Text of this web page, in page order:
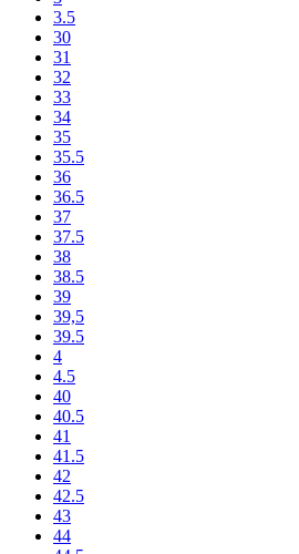
3.5
30
31
32
33
34
35
35.5
36
36.5
37
37.5
38
38.5
39
39,5
39.5
4
4.5
40
40.5
41
41.5
42
42.5
43
44